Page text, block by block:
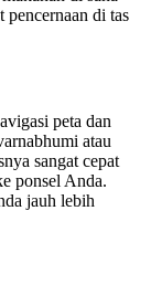
pencernaan di tas
peta dan
atau
sangat cepat
ponsel Anda.
jauh lebih